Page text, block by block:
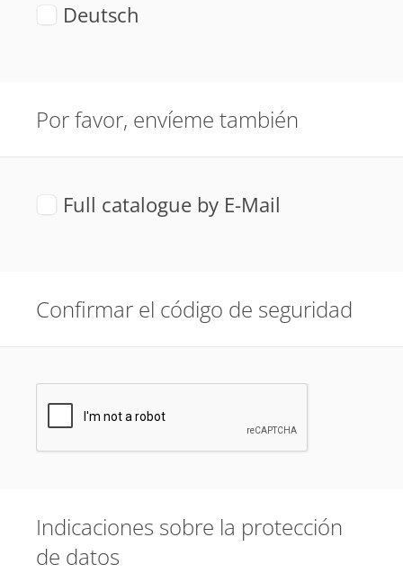
Deutsch
Por favor, envíeme también
Full catalogue by E-Mail
Confirmar el código de seguridad
Indicaciones sobre la protección
de datos